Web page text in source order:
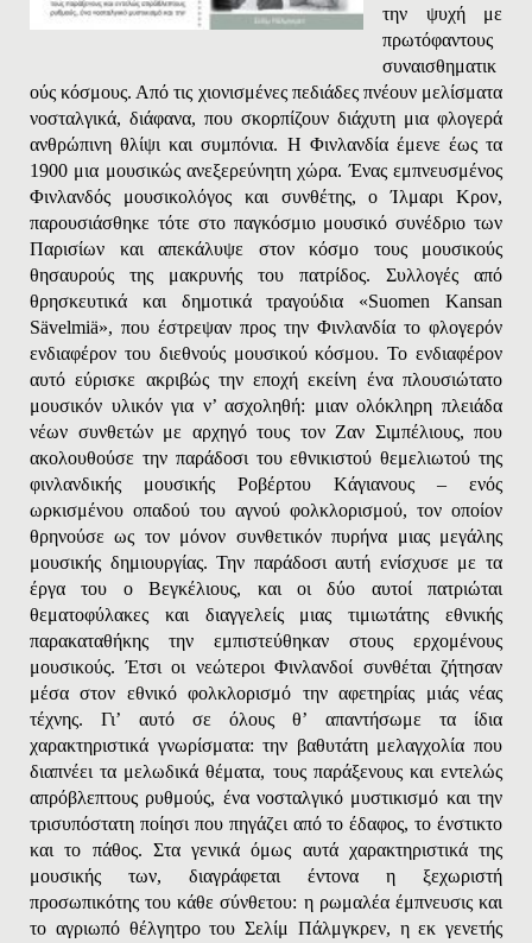
την ψυχή με
πρωτόφαντους
συναισθηματικ
ούς κόσμους. Από τις χιονισμένες πεδιάδες πνέουν μελίσματα
νοσταλγικά, διάφανα, που σκορπίζουν διάχυτη μια φλογερά
ανθρώπινη θλίψι και συμπόνια. H Φινλανδία έμενε έως τα
1900 μια μουσικώς ανεξερεύνητη χώρα. Ένας εμπνευσμένος
Φινλανδός μουσικολόγος και συνθέτης, ο Ίλμαρι Kρoν,
παρουσιάσθηκε τότε στο παγκόσμιο μουσικό συνέδριο των
Παρισίων και απεκάλυψε στον κόσμο τους μουσικούς
θησαυρούς της μακρυνής του πατρίδος. Συλλογές από
θρησκευτικά και δημοτικά τραγούδια «Suomen Kansan
Sävelmiä», που έστρεψαν προς την Φινλανδία το φλογερόν
ενδιαφέρον του διεθνούς μουσικού κόσμου. Το ενδιαφέρον
αυτό εύρισκε ακριβώς την εποχή εκείνη ένα πλουσιώτατο
μουσικόν υλικόν για ν’ ασχοληθή: μιαν ολόκληρη πλειάδα
νέων συνθετών με αρχηγό τους τον Ζαν Σιμπέλιους, που
ακολουθούσε την παράδοσι του εθνικιστού θεμελιωτού της
φινλανδικής μουσικής Pοβέρτου Kάγιανους – ενός
ωρκισμένου οπαδού του αγνού φολκλορισμού, τον οποίον
θρηνούσε ως τον μόνον συνθετικόν πυρήνα μιας μεγάλης
μουσικής δημιουργίας. Την παράδοσι αυτή ενίσχυσε με τα
έργα του ο Bεγκέλιους, και οι δύο αυτοί πατριώται
θεματοφύλακες και διαγγελείς μιας τιμιωτάτης εθνικής
παρακαταθήκης την εμπιστεύθηκαν στους ερχομένους
μουσικούς. Έτσι οι νεώτεροι Φινλανδοί συνθέται ζήτησαν
μέσα στον εθνικό φολκλορισμό την αφετηρίας μιάς νέας
τέχνης. Γι’ αυτό σε όλους θ’ απαντήσωμε τα ίδια
χαρακτηριστικά γνωρίσματα: την βαθυτάτη μελαγχολία που
διαπνέει τα μελωδικά θέματα, τους παράξενους και εντελώς
απρόβλεπτους ρυθμούς, ένα νοσταλγικό μυστικισμό και την
τρισυπόστατη ποίησι που πηγάζει από το έδαφος, το ένστικτο
και το πάθος. Στα γενικά όμως αυτά χαρακτηριστικά της
μουσικής των, διαγράφεται έντονα η ξεχωριστή
προσωπικότης του κάθε σύνθετου: η ρωμαλέα έμπνευσις και
το αγριωπό θέλγητρο του Σελίμ Πάλμγκρεν, η εκ γενετής